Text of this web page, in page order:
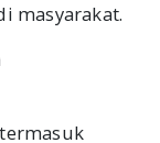
masyarakat.